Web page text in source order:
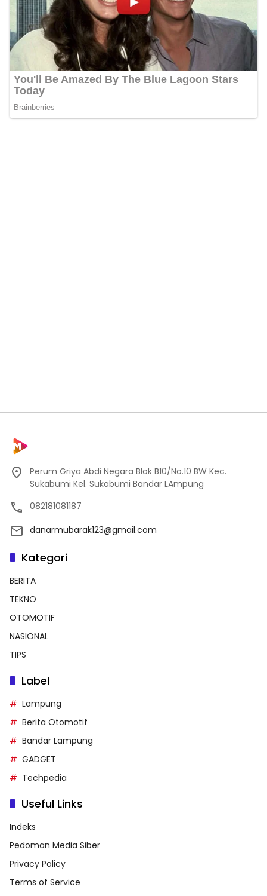
Perum Griya Abdi Negara Blok B10/No.10 BW Kec.
Sukabumi Kel. Sukabumi Bandar LAmpung
082181081187
danarmubarak123@gmail.com
Kategori
BERITA
TEKNO
OTOMOTIF
NASIONAL
TIPS
Label
Lampung
Berita Otomotif
Bandar Lampung
GADGET
Techpedia
Useful Links
Indeks
Pedoman Media Siber
Privacy Policy
Terms of Service